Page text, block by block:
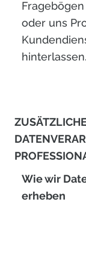
oder uns
hinterlassen.
Wie wir
erheben